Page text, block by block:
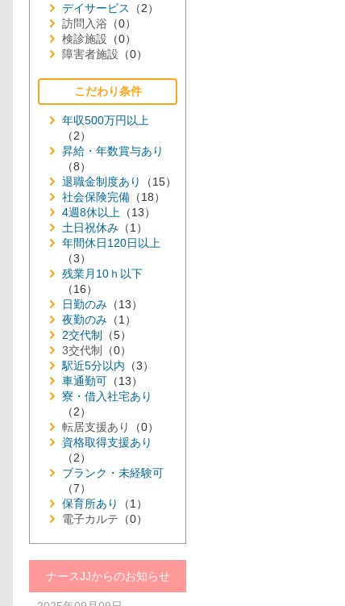
デイサービス
（2）
訪問入浴 （0）
検診施設 （0）
障害者施設 （0）
こだわり条件
年収500万円以上
（2）
昇給・年数賞与あり
（8）
退職金制度あり
（15）
社会保険完備 （18）
4週8休以上 （13）
土日祝休み （1）
年間休日120日以上
（3）
残業月10ｈ以下
（16）
日勤のみ （13）
夜勤のみ （1）
2交代制
（5）
3交代制
（0）
駅近5分以内 （3）
車通勤可 （13）
寮・借入社宅あり
（2）
転居支援あり
（0）
資格取得支援あり
（2）
ブランク・未経験可
（7）
保育所あり
（1）
電子カルテ （0）
ナースJJからのお知らせ